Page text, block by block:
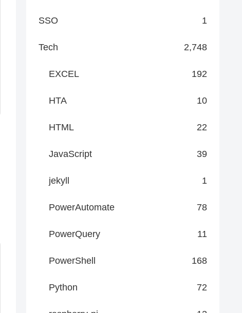
SSO 1
Tech 2,748
EXCEL 192
HTA 10
HTML 22
JavaScript 39
jekyll 1
PowerAutomate 78
PowerQuery 11
PowerShell 168
Python 72